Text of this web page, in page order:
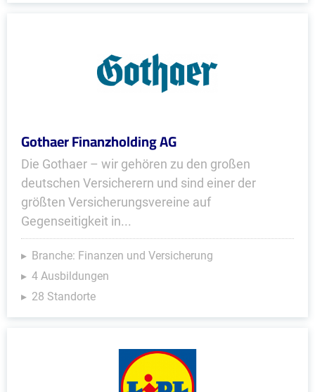
Gothaer Finanzholding AG
Die Gothaer – wir gehören zu den großen
deutschen Versicherern und sind einer der
größten Versicherungsvereine auf
Gegenseitigkeit in...
Branche: Finanzen und Versicherung
4 Ausbildungen
28 Standorte